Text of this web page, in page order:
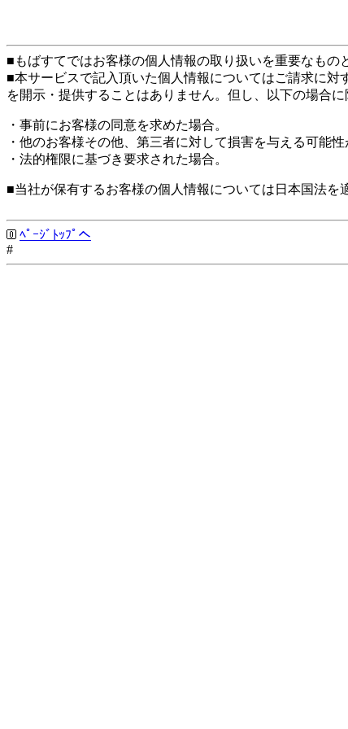
■もばすてではお客様の個人情報の取り扱いを重要なもの
■本サービスで記入頂いた個人情報についてはご請求に
を開示・提供することはありません。但し、以下の場合に
・事前にお客様の同意を求めた場合。
・他のお客様その他、第三者に対して損害を与える可能
・法的権限に基づき要求された場合。
■当社が保有するお客様の個人情報については日本国法を
ﾍﾟｰｼﾞﾄｯﾌﾟへ
#